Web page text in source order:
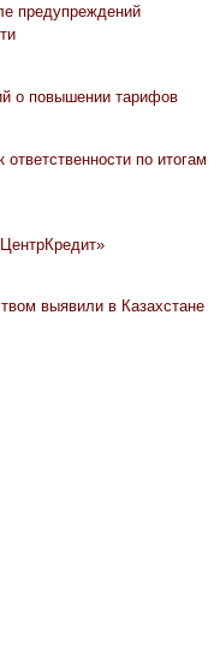
предупреждений
о повышении тарифов
по итогам
выявили в Казахстане